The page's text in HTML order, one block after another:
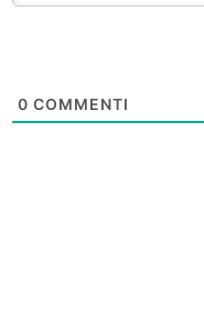
0 COMMENTI